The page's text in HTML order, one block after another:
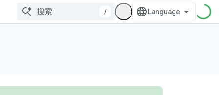
/